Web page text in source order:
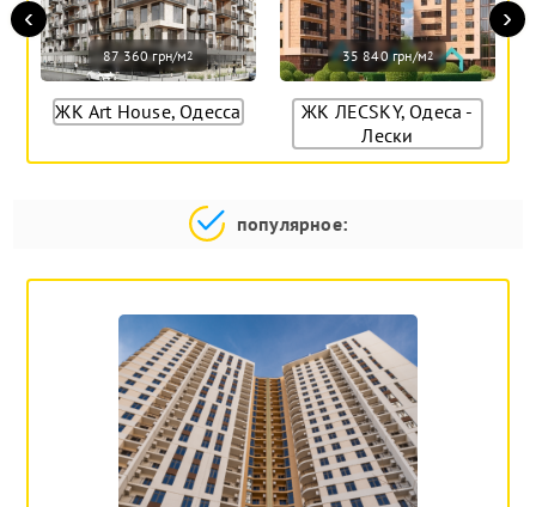
87 360 грн/м2
ЖК Art House, Одесса
35 840 грн/м2
ЖК ЛЕСSKY, Одеса -
Лески
‹ ›
популярное: